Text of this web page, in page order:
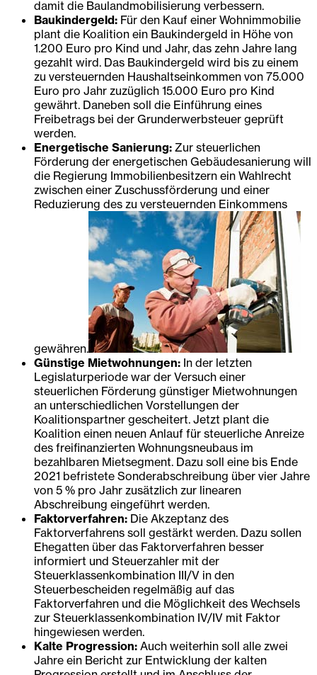
damit die Baulandmobilisierung verbessern.
Baukindergeld: Für den Kauf einer Wohnimmobilie
plant die Koalition ein Baukindergeld in Höhe von
1.200 Euro pro Kind und Jahr, das zehn Jahre lang
gezahlt wird. Das Baukindergeld wird bis zu einem
zu versteuernden Haushaltseinkommen von 75.000
Euro pro Jahr zuzüglich 15.000 Euro pro Kind
gewährt. Daneben soll die Einführung eines
Freibetrags bei der Grunderwerbsteuer geprüft
werden.
Energetische Sanierung: Zur steuerlichen
Förderung der energetischen Gebäudesanierung will
die Regierung Immobilienbesitzern ein Wahlrecht
zwischen einer Zuschussförderung und einer
Reduzierung des zu versteuernden Einkommens
gewähren.
Günstige Mietwohnungen: In der letzten
Legislaturperiode war der Versuch einer
steuerlichen Förderung günstiger Mietwohnungen
an unterschiedlichen Vorstellungen der
Koalitionspartner gescheitert. Jetzt plant die
Koalition einen neuen Anlauf für steuerliche Anreize
des freifinanzierten Wohnungsneubaus im
bezahlbaren Mietsegment. Dazu soll eine bis Ende
2021 befristete Sonderabschreibung über vier Jahre
von 5 % pro Jahr zusätzlich zur linearen
Abschreibung eingeführt werden.
Faktorverfahren: Die Akzeptanz des
Faktorverfahrens soll gestärkt werden. Dazu sollen
Ehegatten über das Faktorverfahren besser
informiert und Steuerzahler mit der
Steuerklassenkombination III/V in den
Steuerbescheiden regelmäßig auf das
Faktorverfahren und die Möglichkeit des Wechsels
zur Steuerklassenkombination IV/IV mit Faktor
hingewiesen werden.
Kalte Progression: Auch weiterhin soll alle zwei
Jahre ein Bericht zur Entwicklung der kalten